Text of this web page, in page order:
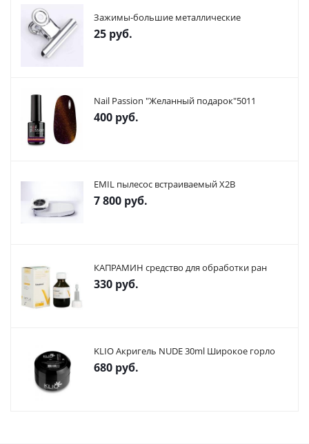
Зажимы-большие металлические
25 руб.
Nail Passion "Желанный подарок"5011
400 руб.
EMIL пылесос встраиваемый X2В
7 800 руб.
КАПРАМИН средство для обработки ран
330 руб.
KLIO Акригель NUDE 30ml Широкое горло
680 руб.